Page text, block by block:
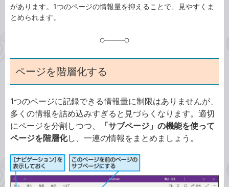
があります。1つのページの情報量を抑えることで、見やすくま
とめられます。
ページを階層化する
1つのページに記録できる情報量に制限はありませんが、
多くの情報を詰め込みすぎると見づらくなります。適切
にページを分割しつつ、
「サブページ」の機能を使って
ページを階層化し、一連の情報をまとめましょう。